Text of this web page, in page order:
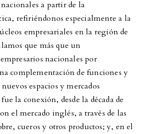
a partir de la
refiriéndonos especialmente a la
empresariales en la región de
que más que un
nacionales por
complementación de funciones y
espacios y mercados
la conexión, desde la década de
el mercado inglés, a través de las
cueros y otros productos; y, en el